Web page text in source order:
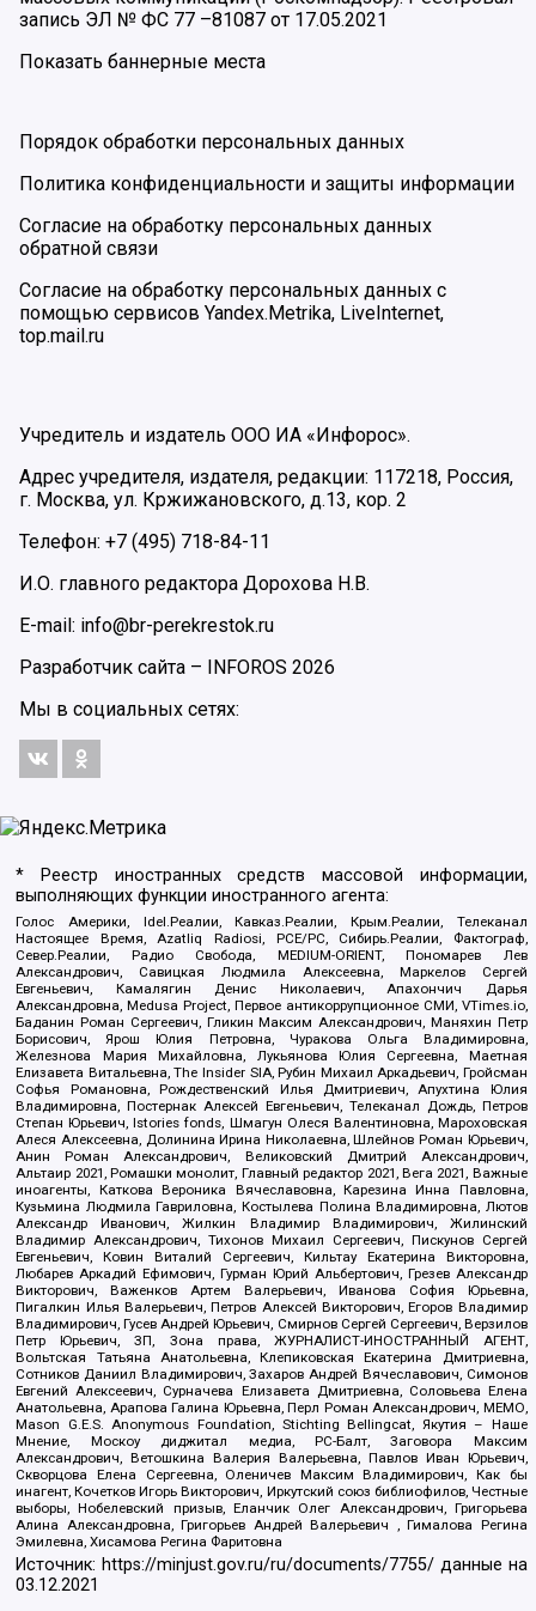
запись ЭЛ № ФС 77 –81087 от 17.05.2021
Показать баннерные места
Порядок обработки персональных данных
Политика конфиденциальности и защиты информации
Согласие на обработку персональных данных
обратной связи
Согласие на обработку персональных данных с
помощью сервисов Yandex.Metrika, LiveInternet,
top.mail.ru
Учредитель и издатель ООО ИА «Инфорос».
Адрес учредителя, издателя, редакции: 117218, Россия,
г. Москва, ул. Кржижановского, д.13, кор. 2
Телефон: +7 (495) 718-84-11
И.О. главного редактора Дорохова Н.В.
E-mail: info@br-perekrestok.ru
Разработчик сайта –
INFOROS 2026
Мы в социальных сетях:
* Реестр иностранных средств массовой информации,
выполняющих функции иностранного агента:
Голос Америки, Idel.Реалии, Кавказ.Реалии, Крым.Реалии, Телеканал
Настоящее Время, Azatliq Radiosi, PCE/PC, Сибирь.Реалии, Фактограф,
Север.Реалии, Радио Свобода, MEDIUM-ORIENT, Пономарев Лев
Александрович, Савицкая Людмила Алексеевна, Маркелов Сергей
Евгеньевич, Камалягин Денис Николаевич, Апахончич Дарья
Александровна, Medusa Project, Первое антикоррупционное СМИ, VTimes.io,
Баданин Роман Сергеевич, Гликин Максим Александрович, Маняхин Петр
Борисович, Ярош Юлия Петровна, Чуракова Ольга Владимировна,
Железнова Мария Михайловна, Лукьянова Юлия Сергеевна, Маетная
Елизавета Витальевна, The Insider SIA, Рубин Михаил Аркадьевич, Гройсман
Софья Романовна, Рождественский Илья Дмитриевич, Апухтина Юлия
Владимировна, Постернак Алексей Евгеньевич, Телеканал Дождь, Петров
Степан Юрьевич, Istories fonds, Шмагун Олеся Валентиновна, Мароховская
Алеся Алексеевна, Долинина Ирина Николаевна, Шлейнов Роман Юрьевич,
Анин Роман Александрович, Великовский Дмитрий Александрович,
Альтаир 2021, Ромашки монолит, Главный редактор 2021, Вега 2021, Важные
иноагенты, Каткова Вероника Вячеславовна, Карезина Инна Павловна,
Кузьмина Людмила Гавриловна, Костылева Полина Владимировна, Лютов
Александр Иванович, Жилкин Владимир Владимирович, Жилинский
Владимир Александрович, Тихонов Михаил Сергеевич, Пискунов Сергей
Евгеньевич, Ковин Виталий Сергеевич, Кильтау Екатерина Викторовна,
Любарев Аркадий Ефимович, Гурман Юрий Альбертович, Грезев Александр
Викторович, Важенков Артем Валерьевич, Иванова София Юрьевна,
Пигалкин Илья Валерьевич, Петров Алексей Викторович, Егоров Владимир
Владимирович, Гусев Андрей Юрьевич, Смирнов Сергей Сергеевич, Верзилов
Петр Юрьевич, ЗП, Зона права, ЖУРНАЛИСТ-ИНОСТРАННЫЙ АГЕНТ,
Вольтская Татьяна Анатольевна, Клепиковская Екатерина Дмитриевна,
Сотников Даниил Владимирович, Захаров Андрей Вячеславович, Симонов
Евгений Алексеевич, Сурначева Елизавета Дмитриевна, Соловьева Елена
Анатольевна, Арапова Галина Юрьевна, Перл Роман Александрович, МЕМО,
Mason G.E.S. Anonymous Foundation, Stichting Bellingcat, Якутия – Наше
Мнение, Москоу диджитал медиа, РС-Балт, Заговора Максим
Александрович, Ветошкина Валерия Валерьевна, Павлов Иван Юрьевич,
Скворцова Елена Сергеевна, Оленичев Максим Владимирович, Как бы
инагент, Кочетков Игорь Викторович, Иркутский союз библиофилов, Честные
выборы, Нобелевский призыв, Еланчик Олег Александрович, Григорьева
Алина Александровна, Григорьев Андрей Валерьевич , Гималова Регина
Эмилевна, Хисамова Регина Фаритовна
Источник: https://minjust.gov.ru/ru/documents/7755/ данные на
03.12.2021